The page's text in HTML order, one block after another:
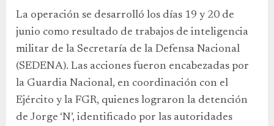
La operación se desarrolló los días 19 y 20 de
junio como resultado de trabajos de inteligencia
militar de la Secretaría de la Defensa Nacional
(SEDENA). Las acciones fueron encabezadas por
la Guardia Nacional, en coordinación con el
Ejército y la FGR, quienes lograron la detención
de Jorge ‘N’, identificado por las autoridades